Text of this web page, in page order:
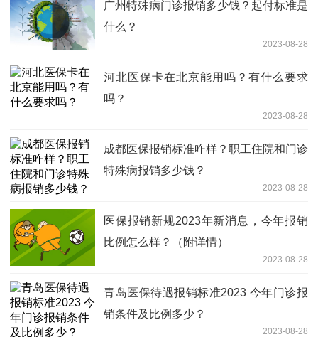
广州特殊病门诊报销多少钱？起付标准是
什么？
2023-08-28
河北医保卡在北京能用吗？有什么要求
吗？
2023-08-28
成都医保报销标准咋样？职工住院和门诊
特殊病报销多少钱？
2023-08-28
医保报销新规2023年新消息，今年报销
比例怎么样？（附详情）
2023-08-28
青岛医保待遇报销标准2023 今年门诊报
销条件及比例多少？
2023-08-28